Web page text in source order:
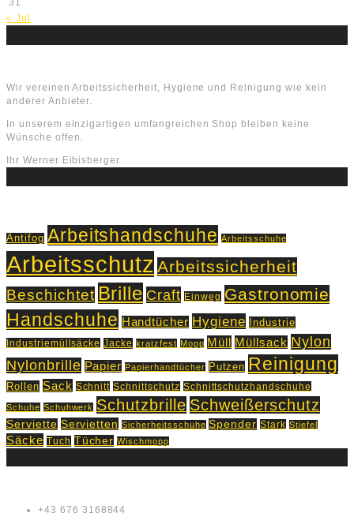
31
« Jul
Wir vereinen Arbeitssicherheit, Hygiene und Reinigung wie kein
anderer Anbieter.
In unserem einzigartigen umfangreichen Shop bleiben keine
Wünsche offen.
Ihr Werner Eibisberger
Antifog Arbeitshandschuhe Arbeitsschuhe
Arbeitsschutz Arbeitssicherheit
Beschichtet Brille Craft Einweg Gastronomie
Handschuhe Handtücher Hygiene Industrie
Industriemüllsäcke Jacke kratzfest Mopp Müll Müllsack Nylon
Nylonbrille Papier Papierhandtücher Putzen Reinigung
Rollen Sack Schnitt Schnittschutz Schnittschutzhandschuhe
Schuhe Schuhwerk Schutzbrille Schweißerschutz
Serviette Servietten Sicherheitsschuhe Spender Stark Stiefel
Säcke Tuch Tücher Wischmopp
+43 676 3168844